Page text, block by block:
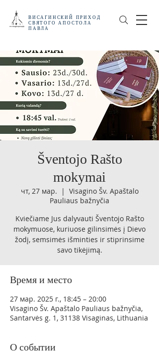
ВИСАГИНСКИЙ
ПРИХОД
СВЯТОГО АПОСТОЛА
ПАВЛА
Šventojo Rašto
mokymai
чт, 27 мар.
  |
Visagino Šv. Apaštalo
Pauliaus bažnyčia
Kviečiame Jus dalyvauti Šventojo Rašto
mokymuose, kuriuose gilinsimės į Dievo
žodį, semsimės išminties ir stiprinsime
savo tikėjimą.
Время и место
27 мар. 2025 г., 18:45 – 20:00
Visagino Šv. Apaštalo Pauliaus bažnyčia,
Santarvės g. 1, 31138 Visaginas, Lithuania
О событии